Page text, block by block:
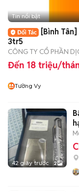
Tin nổi bật
[Bình
3tr5
CÔNG TY CỔ PHẦN
Đến 18 triệu/
Tường Vy
42 giây trước 2